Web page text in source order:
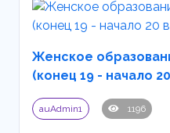
Женское
(конец 19 - начало
auAdmin1 1196